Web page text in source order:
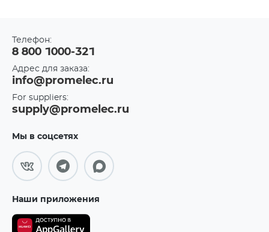
Телефон:
8 800 1000-321
Адрес для заказа:
info@promelec.ru
For suppliers:
supply@promelec.ru
Мы в соцсетях
Наши приложения